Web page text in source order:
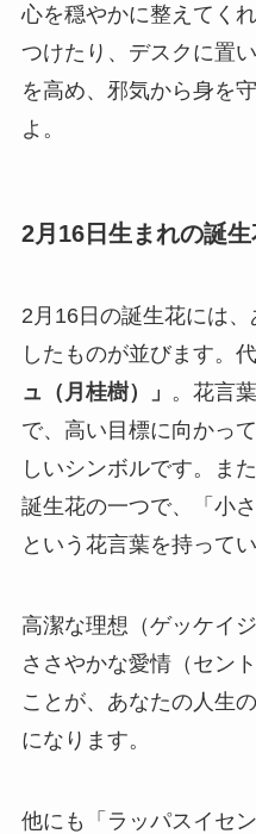
心を穏やかに整えてく
つけたり、デスクに置
を高め、邪気から身を
よ。
2月16日生まれの誕
2月16日の誕生花には
したものが並びます。
ュ（月桂樹）」 。花言
で、高い目標に向かっ
しいシンボルです。ま
誕生花の一つで、「小
という花言葉を持ってい
高潔な理想（ゲッケイ
ささやかな愛情（セン
ことが、あなたの人生
になります。
他にも「ラッパスイセ